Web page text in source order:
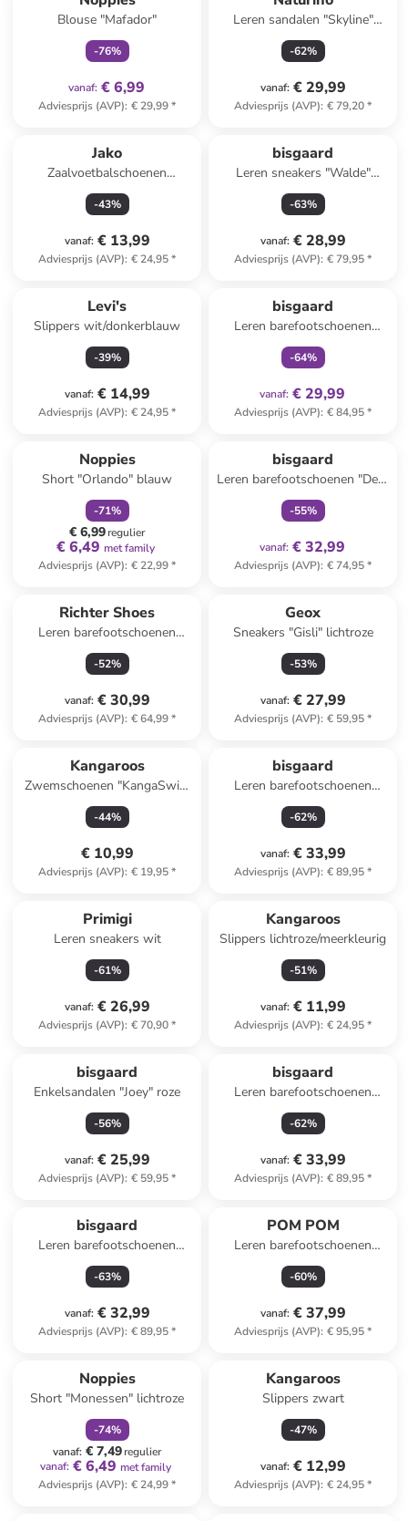
Blouse "Mafador"
-76%
vanaf: € 6,99
Adviesprijs (AVP): € 29,99*
Leren sandalen "Skyline"
okergeel
-62%
vanaf: € 29,99
Adviesprijs (AVP): € 79,20*
Jako
Zaalvoetbalschoenen
"Winger" roze
-43%
vanaf: € 13,99
Adviesprijs (AVP): € 24,95*
bisgaard
Leren sneakers "Walde"
kaki/lichtblauw
-63%
vanaf: € 28,99
Adviesprijs (AVP): € 79,95*
Levi's
Slippers wit/donkerblauw
-39%
vanaf: € 14,99
Adviesprijs (AVP): € 24,95*
bisgaard
Leren barefootschoenen
"Ricco" blauw
-64%
vanaf: € 29,99
Adviesprijs (AVP): € 84,95*
Noppies
Short "Orlando" blauw
-71%
€ 6,99regulier
€ 6,49 met family
Adviesprijs (AVP): € 22,99*
bisgaard
Leren barefootschoenen "Dex"
kaki
-55%
vanaf: € 32,99
Adviesprijs (AVP): € 74,95*
Richter Shoes
Leren barefootschoenen
"Samy" paars
-52%
vanaf: € 30,99
Adviesprijs (AVP): € 64,99*
Geox
Sneakers "Gisli" lichtroze
-53%
vanaf: € 27,99
Adviesprijs (AVP): € 59,95*
Kangaroos
Zwemschoenen "KangaSwim
II" roze/donkerblauw
-44%
€ 10,99
Adviesprijs (AVP): € 19,95*
bisgaard
Leren barefootschoenen
"Luna" oranje
-62%
vanaf: € 33,99
Adviesprijs (AVP): € 89,95*
Primigi
Leren sneakers wit
-61%
vanaf: € 26,99
Adviesprijs (AVP): € 70,90*
Kangaroos
Slippers lichtroze/meerkleurig
-51%
vanaf: € 11,99
Adviesprijs (AVP): € 24,95*
bisgaard
Enkelsandalen "Joey" roze
-56%
vanaf: € 25,99
Adviesprijs (AVP): € 59,95*
bisgaard
Leren barefootschoenen
"Luna" lichtblauw
-62%
vanaf: € 33,99
Adviesprijs (AVP): € 89,95*
bisgaard
Leren barefootschoenen
"Morten" lichtroze
-63%
vanaf: € 32,99
Adviesprijs (AVP): € 89,95*
POM POM
Leren barefootschoenen
donkerblauw
-60%
vanaf: € 37,99
Adviesprijs (AVP): € 95,95*
Noppies
Short "Monessen" lichtroze
-74%
vanaf: € 7,49regulier
vanaf: € 6,49 met family
Adviesprijs (AVP): € 24,99*
Kangaroos
Slippers zwart
-47%
vanaf: € 12,99
Adviesprijs (AVP): € 24,95*